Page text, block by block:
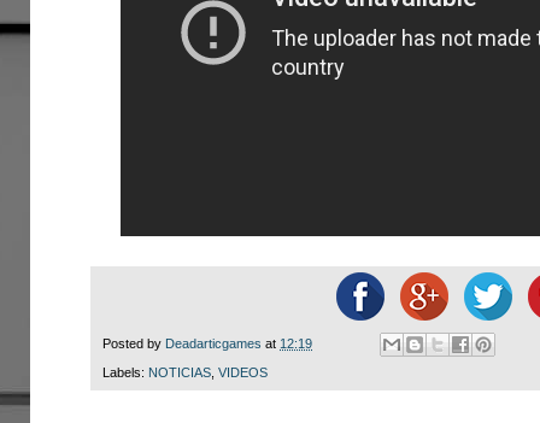
Posted by Deadarticgames at 12:19
Labels: NOTICIAS VIDEOS